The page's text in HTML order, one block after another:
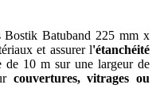
Bostik Batuband 225 mm x
et assurer l'étanchéité
de 10 m sur une largeur de
couvertures, vitrages ou